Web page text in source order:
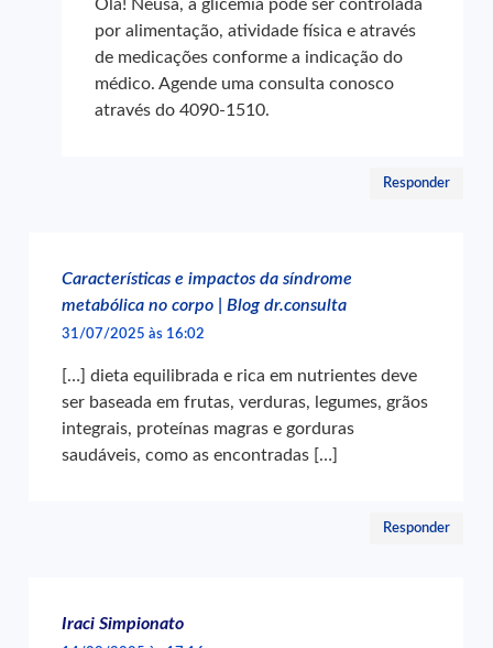
Olá! Neusa, a glicemia pode ser controlada
por alimentação, atividade física e através
de medicações conforme a indicação do
médico. Agende uma consulta conosco
através do 4090-1510.
Responder
Características e impactos da síndrome
metabólica no corpo | Blog dr.consulta
31/07/2025 às 16:02
[…] dieta equilibrada e rica em nutrientes deve
ser baseada em frutas, verduras, legumes, grãos
integrais, proteínas magras e gorduras
saudáveis, como as encontradas […]
Responder
Iraci Simpionato